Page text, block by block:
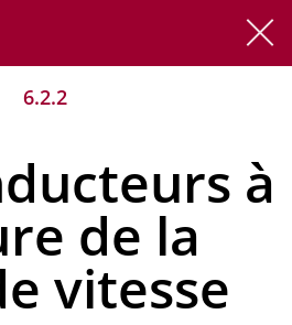
6.2.2
à
de la
vitesse